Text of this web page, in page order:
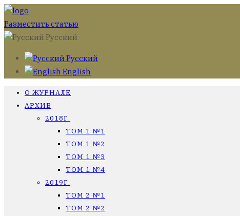
Разместить статью
Русский
Русский
English
О ЖУРНАЛЕ
АРХИВ
2018Г.
ТОМ 1 №1
ТОМ 1 №2
ТОМ 1 №3
ТОМ 1 №4
2019Г.
ТОМ 2 №1
ТОМ 2 №2